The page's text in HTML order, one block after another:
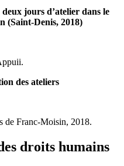
jours d’atelier dans le
(Saint-Denis, 2018)
des ateliers
de Franc-Moisin, 2018.
droits humains